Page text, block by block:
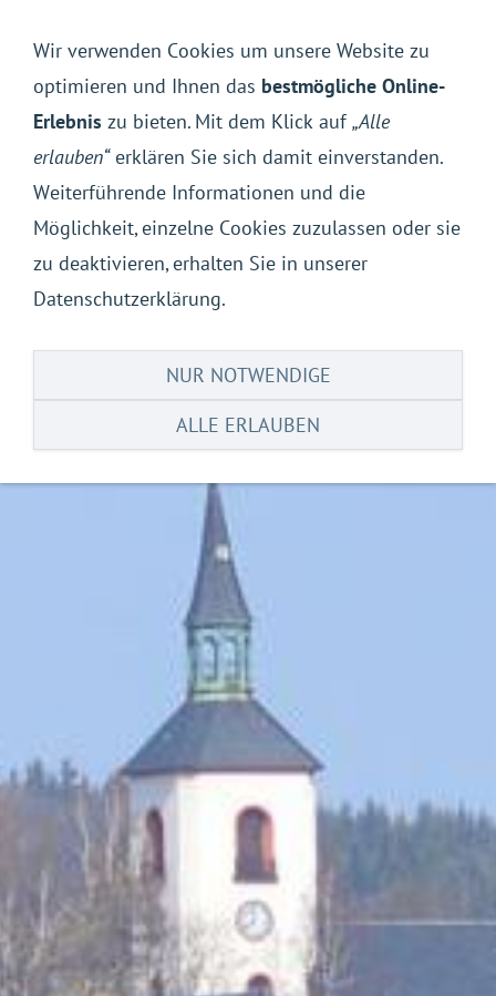
Wir verwenden Cookies um unsere Website zu
optimieren und Ihnen das bestmögliche Online-
Erlebnis zu bieten. Mit dem Klick auf„Alle
erlauben“erklären Sie sich damit einverstanden.
Weiterführende Informationen und die
Möglichkeit, einzelne Cookies zuzulassen oder sie
zu deaktivieren, erhalten Sie in unserer
Datenschutzerklärung.
NUR NOTWENDIGE
ALLE ERLAUBEN